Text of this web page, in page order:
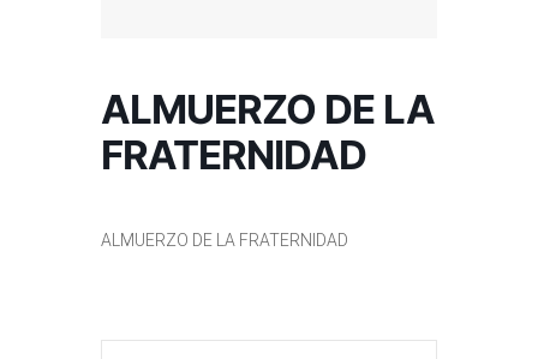
ALMUERZO DE LA
FRATERNIDAD
ALMUERZO DE LA FRATERNIDAD